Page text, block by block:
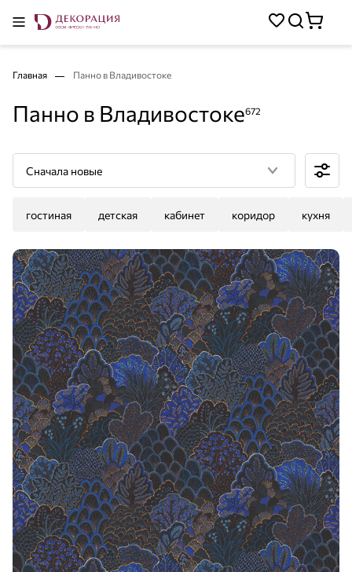
Главная Панно в Владивостоке
Панно в Владивостоке672
Сначала новые
гостиная детская кабинет коридор кухня